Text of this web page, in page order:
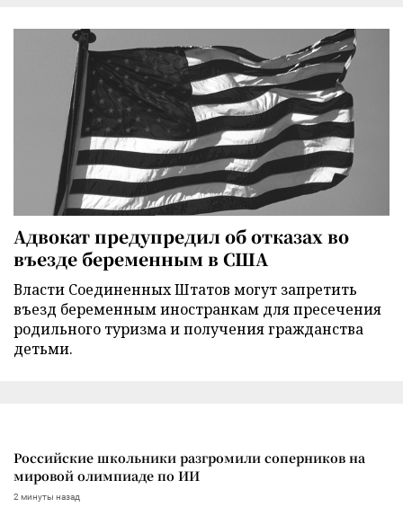
Адвокат предупредил об отказах во
въезде беременным в США
Власти Соединенных Штатов могут запретить
въезд беременным иностранкам для пресечения
родильного туризма и получения гражданства
детьми.
Российские школьники разгромили соперников на
мировой олимпиаде по ИИ
2 минуты назад